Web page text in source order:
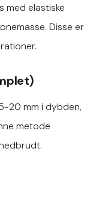
med elastiske
Disse er
20 mm i dybden,
metode